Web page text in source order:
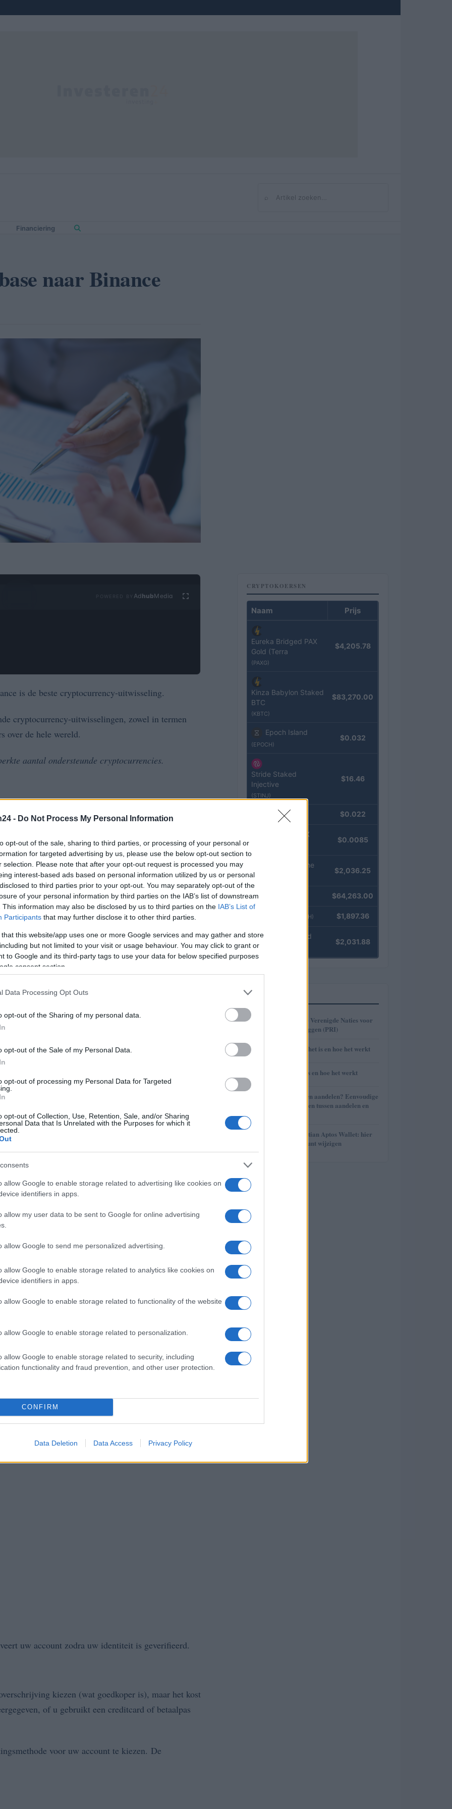
- Do Not Process My Personal Information
opt-out of the sale, sharing to third parties, or processing of your personal or
for targeted advertising by us, please use the below opt-out section to
selection. Please note that after your opt-out request is processed you may
interest-based ads based on personal information utilized by us or personal
to third parties prior to your opt-out. You may separately opt-out of the
of your personal information by third parties on the IAB’s list of downstream
This information may also be disclosed by us to third parties on the IAB’s List of
Participants that may further disclose it to other third parties.
that this website/app uses one or more Google services and may gather and store
but not limited to your visit or usage behaviour. You may click to grant or
to Google and its third-party tags to use your data for below specified purposes
consent section.
Data Processing Opt Outs
opt-out of the Sharing of my personal data.
opt-out of the Sale of my Personal Data.
opt-out of processing my Personal Data for Targeted
opt-out of Collection, Use, Retention, Sale, and/or Sharing
Data that Is Unrelated with the Purposes for which it
allow Google to enable storage related to advertising like cookies on
identifiers in apps.
allow my user data to be sent to Google for online advertising
allow Google to send me personalized advertising.
allow Google to enable storage related to analytics like cookies on
identifiers in apps.
allow Google to enable storage related to functionality of the website
allow Google to enable storage related to personalization.
allow Google to enable storage related to security, including
functionality and fraud prevention, and other user protection.
CONFIRM
Data Deletion Data Access Privacy Policy
Zoeken
Financiering
naar Binance
Ad hubMedia
is de beste cryptocurrency-uitwisseling.
cryptocurrency-uitwisselingen, zowel in termen
over de hele wereld.
aantal ondersteunde cryptocurrencies.
Cash, Ethereum, Ripple en Litecoin als de
de markt.
cryptocurrencies over te dragen naar andere
bieden.
over hoe je activa (Bitcoin, Ethereum enz.) van
Binance
dat je al een account hebt bij de Cryptocurrency-
invullen met uw persoonlijke gegevens en een
is uitgegeven.
te verhandelen op Coinbase.
uw account zodra uw identiteit is geverifieerd.
kiezen (wat goedkoper is), maar het kost
of u gebruikt een creditcard of betaalpas
voor uw account te kiezen. De
CRYPTOKOERSEN
Naam Prijs
Eureka Bridged PAX
Gold (Terra
(PAXG)
$4,205.78
Kinza Babylon Staked
BTC
(KBTC)
$83,270.00
Epoch Island
(EPOCH)
$0.032
Stride Staked
Injective
(STINJ)
$16.46
JDB (JDB) $0.022
FibSwap DEX
$0.0085
kpk ETH Prime
(KPK ETH PRIME)
$2,036.25
$64,263.00
(ETH) $1,897.36
kpk ETH Yield
(KPK ETH YIELD)
$2,031.88
MEEST GELEZEN
1
Beginselen van de Verenigde Naties voor
verantwoord beleggen (PRI)
2 Trust Wallet: wat het is en hoe het werkt
3 BlockFi: wat het is en hoe het werkt
Wat zijn effecten en aandelen? Eenvoudige
uitleg en verschillen tussen aandelen en
5
Wachtwoord Martian Aptos Wallet: hier
leest u hoe u het kunt wijzigen